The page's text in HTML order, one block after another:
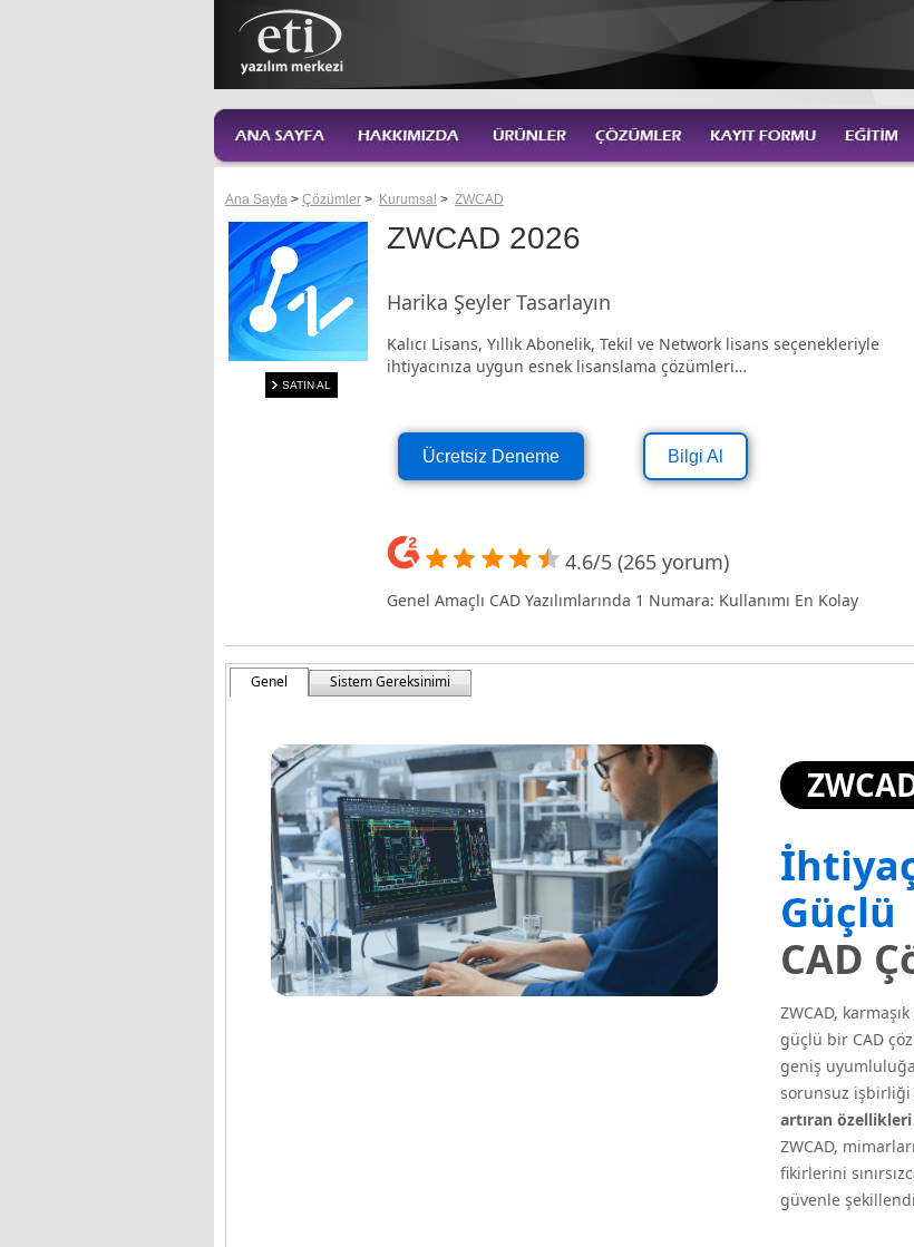
Ana Sayfa > Çözümler > Kurumsal > ZWCAD
SATIN AL
ZWCAD 2026
Harika Şeyler Tasarlayın
Kalıcı Lisans, Yıllık Abonelik, Tekil ve Network lisans seçenekleriyle
ihtiyacınıza uygun esnek lisanslama çözümleri…
Ücretsiz Deneme Bilgi Al
4.6/5 (265 yorum)
Genel Amaçlı CAD Yazılımlarında 1 Numara: Kullanımı En Kolay
Genel Sistem Gereksinimi
Güçlü
CAD
ZWCAD,
güçlü bir CAD
geniş
sorunsuz işbirliği
artıran özellikleri
ZWCAD,
fikirlerini
güvenle